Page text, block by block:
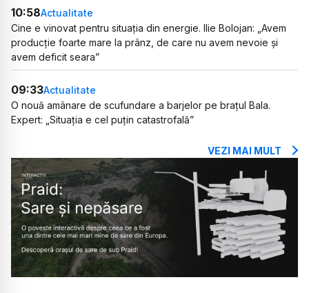
10:58Actualitate
Cine e vinovat pentru situația din energie. Ilie Bolojan: „Avem
producție foarte mare la prânz, de care nu avem nevoie și
avem deficit seara”
09:33Actualitate
O nouă amânare de scufundare a barjelor pe brațul Bala.
Expert: „Situația e cel puțin catastrofală”
VEZI MAI MULT